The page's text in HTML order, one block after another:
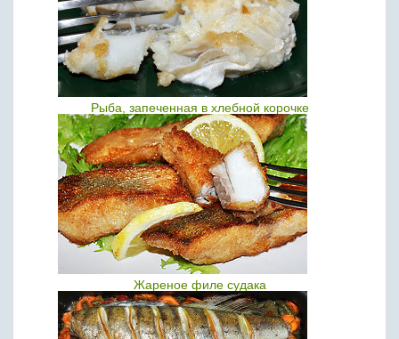
Рыба, запеченная в хлебной корочке
Жареное филе судака